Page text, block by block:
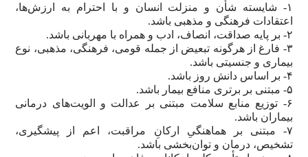
منشور
آزمایشگاه
تاریخچه
ما
تماس
با
ما
۱- شایسته شأن و منزلت انسان و با احترام به ارزش‌ها،
اعتقادات فرهنگی و مذهبی باشد.
۲- بر پایه صداقت، انصاف، ادب و همراه با مهربانی باشد.
۳- فارغ از هرگونه تبعیض از جمله قومی، فرهنگی، مذهبی، نوع
بیماری و جنسیتی باشد.
۴- بر اساس دانش روز باشد.
۵- مبتنی بر برتری منافع بیمار باشد.
۶- توزیع منابع سلامت مبتنی بر عدالت و الویت‌های درمانی
بیماران باشد.
۷- مبتنی بر هماهنگیِ ارکانِ مراقبت، اعم از پیشگیری،
تشخیص، درمان و توان‌بخشی باشد.